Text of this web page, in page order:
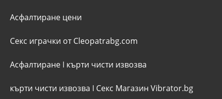
Асфалтиране цени
Секс играчки от Cleopatrabg.com
Асфалтиране I кърти чисти извозва
кърти чисти извозва I Секс Магазин Vibrator.bg